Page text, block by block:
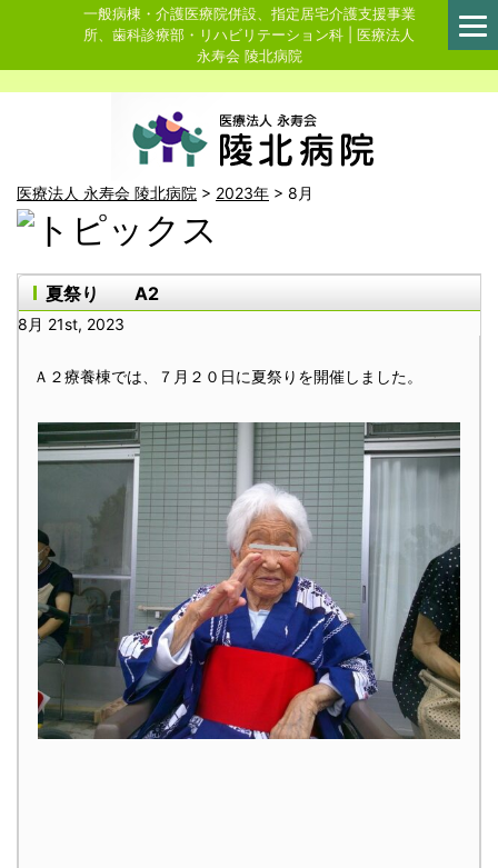
一般病棟・介護医療院併設、指定居宅介護支援事業
所、歯科診療部・リハビリテーション科 | 医療法人
永寿会 陵北病院
医療法人 永寿会 陵北病院 > 2023年 > 8月
夏祭り A2
8月 21st, 2023
Ａ２療養棟では、７月２０日に夏祭りを開催しました。